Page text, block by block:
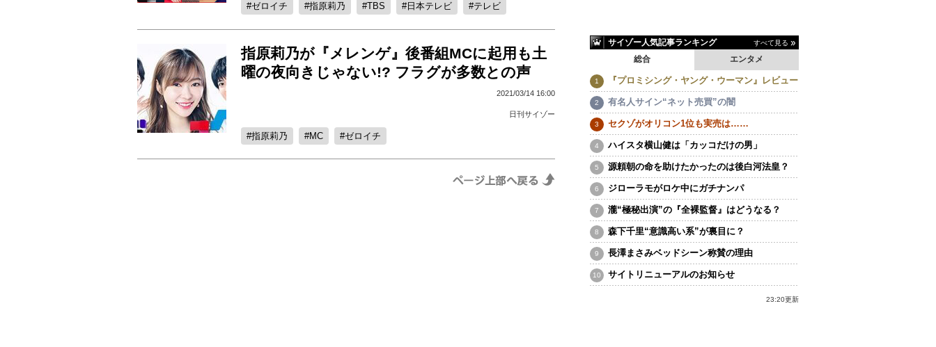
ゼロイチ 指原莉乃 TBS 日本テレビ テレビ
指原莉乃が『メレンゲ』後番組MCに起用も土
曜の夜向きじゃない!? フラグが多数との声
2021/03/14 16:00
日刊サイゾー
指原莉乃 MC ゼロイチ
サイゾー人気記事ランキング すべて見る
エンタメ
総合
『プロミシング・ヤング・ウーマン』レビュー
有名人サイン“ネット売買”の闇
セクゾがオリコン1位も実売は……
ハイスタ横山健は「カッコだけの男」
源頼朝の命を助けたかったのは後白河法皇？
ジローラモがロケ中にガチナンパ
瀧“極秘出演”の『全裸監督』はどうなる？
森下千里“意識高い系”が裏目に？
長澤まさみベッドシーン称賛の理由
サイトリニューアルのお知らせ
23:20更新